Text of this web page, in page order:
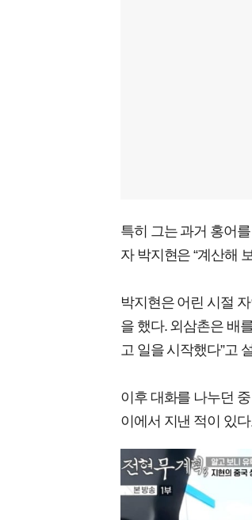
특히 그는 과거 홍어
자 박지현은 “계산해
박지현은 어린 시절
을 했다. 외삼촌은 배
고 일을 시작했다”고
이후 대화를 나누던
이에서 지낸 적이 있